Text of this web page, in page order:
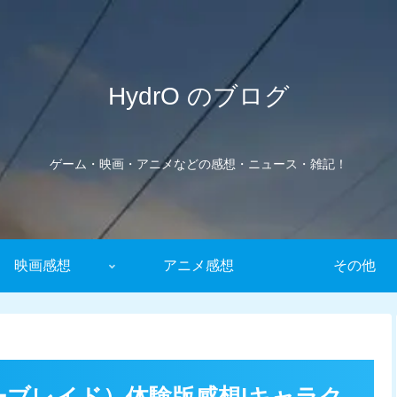
HydrO のブログ
ゲーム・映画・アニメなどの感想・ニュース・雑記！
映画感想 アニメ感想 その他